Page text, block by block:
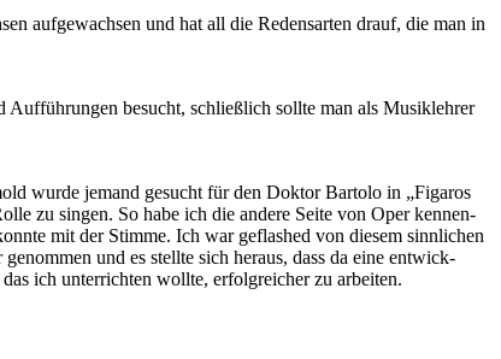
auf­ge­wach­sen und hat all die Re­dens­ar­ten drauf, die man in
Auf­füh­run­gen be­sucht, schließ­lich soll­te man als Mu­sik­leh­rer
wur­de je­mand ge­sucht für den Dok­tor Bar­to­lo in „Fi­ga­ros
zu sin­gen. So habe ich die an­de­re Sei­te von Oper ken­nen­
mit der Stim­me. Ich war ge­flas­hed von die­sem sinn­li­chen
und es stell­te sich her­aus, dass da eine ent­wick­
ich un­ter­rich­ten woll­te, er­folg­rei­cher zu arbeiten.